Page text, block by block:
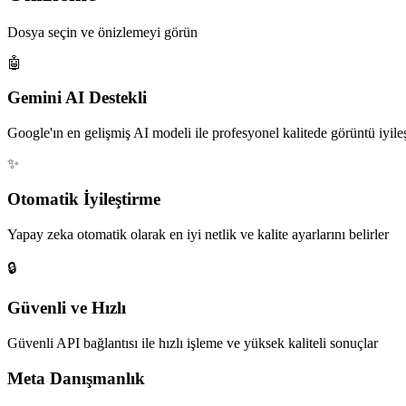
Dosya seçin ve önizlemeyi görün
🤖
Gemini AI Destekli
Google'ın en gelişmiş AI modeli ile profesyonel kalitede görüntü
✨
Otomatik İyileştirme
Yapay zeka otomatik olarak en iyi netlik ve kalite ayarlarını belirler
🔒
Güvenli ve Hızlı
Güvenli API bağlantısı ile hızlı işleme ve yüksek kaliteli sonuçlar
Meta Danışmanlık